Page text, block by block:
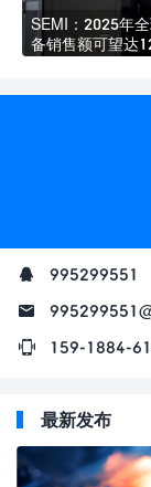
SEMI：2025年
备销售额可望达
995299551
159-1884-
最新发布